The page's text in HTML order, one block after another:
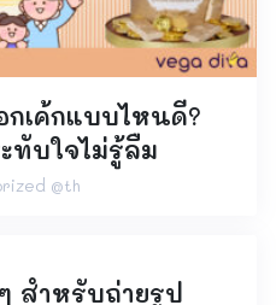
กเค้กแบบไหนดี?
ทับใจไม่รู้ลืม
@th
สำหรับถ่ายรูป